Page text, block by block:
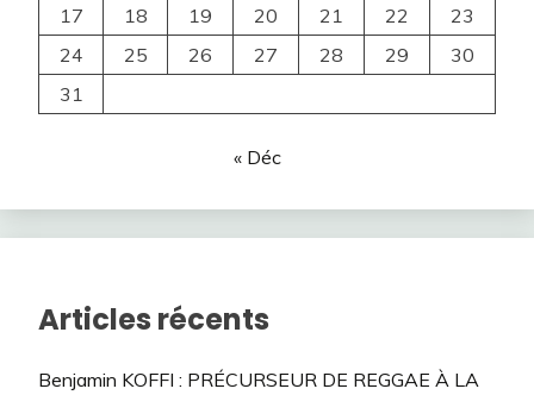
17
18 19 20 21 22
23
24
25 26 27 28 29
30
31
« Déc
Articles récents
Benjamin KOFFI : PRÉCURSEUR DE REGGAE À LA